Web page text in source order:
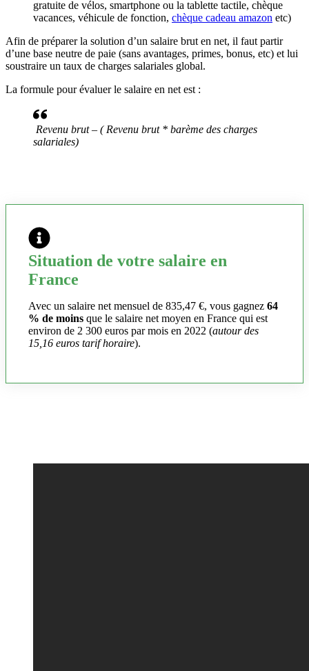
gratuite de vélos, smartphone ou la tablette tactile, chèque
vacances, véhicule de fonction, chèque cadeau amazon etc)
Afin de préparer la solution d’un salaire brut en net, il faut partir
d’une base neutre de paie (sans avantages, primes, bonus, etc) et lui
soustraire un taux de charges salariales global.
La formule pour évaluer le salaire en net est :
Revenu brut – ( Revenu brut * barème des charges
salariales)
Situation de votre salaire en
France
Avec un salaire net mensuel de 835,47 €, vous gagnez 64
% de moins que le salaire net moyen en France qui est
environ de 2 300 euros par mois en 2022 (autour des
15,16 euros tarif horaire).